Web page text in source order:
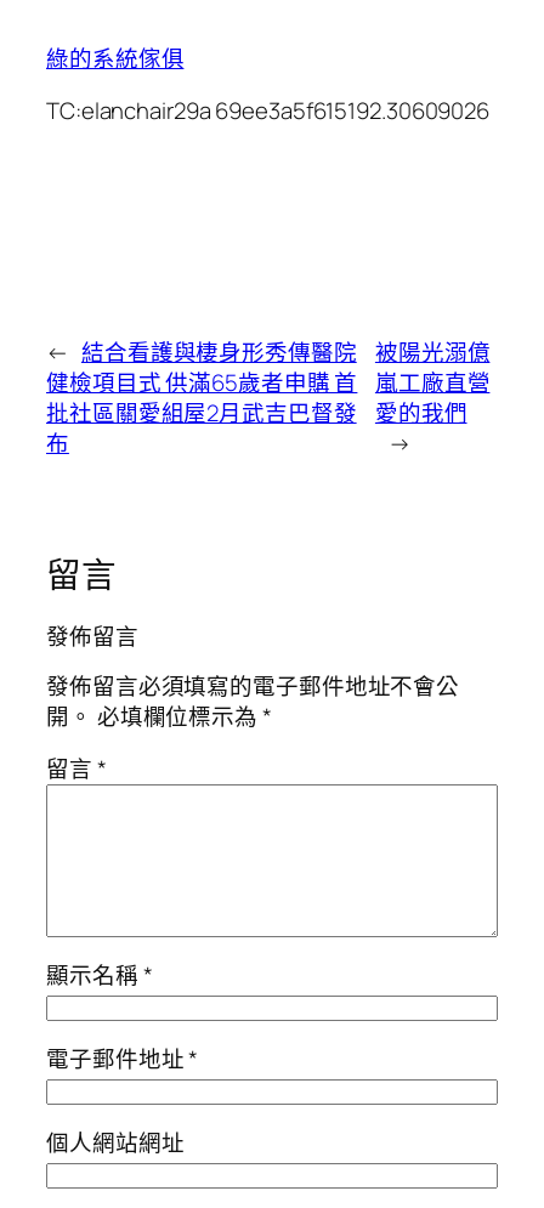
綠的系統傢俱
TC:elanchair29a 69ee3a5f615192.30609026
← 結合看護與棲身形秀傳醫院
健檢項目式 供滿65歲者申購 首
批社區關愛組屋2月武吉巴督發
布
被陽光溺億
嵐工廠直營
愛的我們
→
留言
發佈留言
發佈留言必須填寫的電子郵件地址不會公
開。 必填欄位標示為*
留言*
顯示名稱*
電子郵件地址*
個人網站網址